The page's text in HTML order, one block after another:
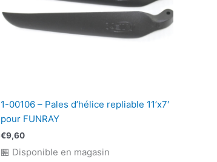
1-00106 – Pales d’hélice repliable 11’x7′
pour FUNRAY
€9,60
🏪 Disponible en magasin